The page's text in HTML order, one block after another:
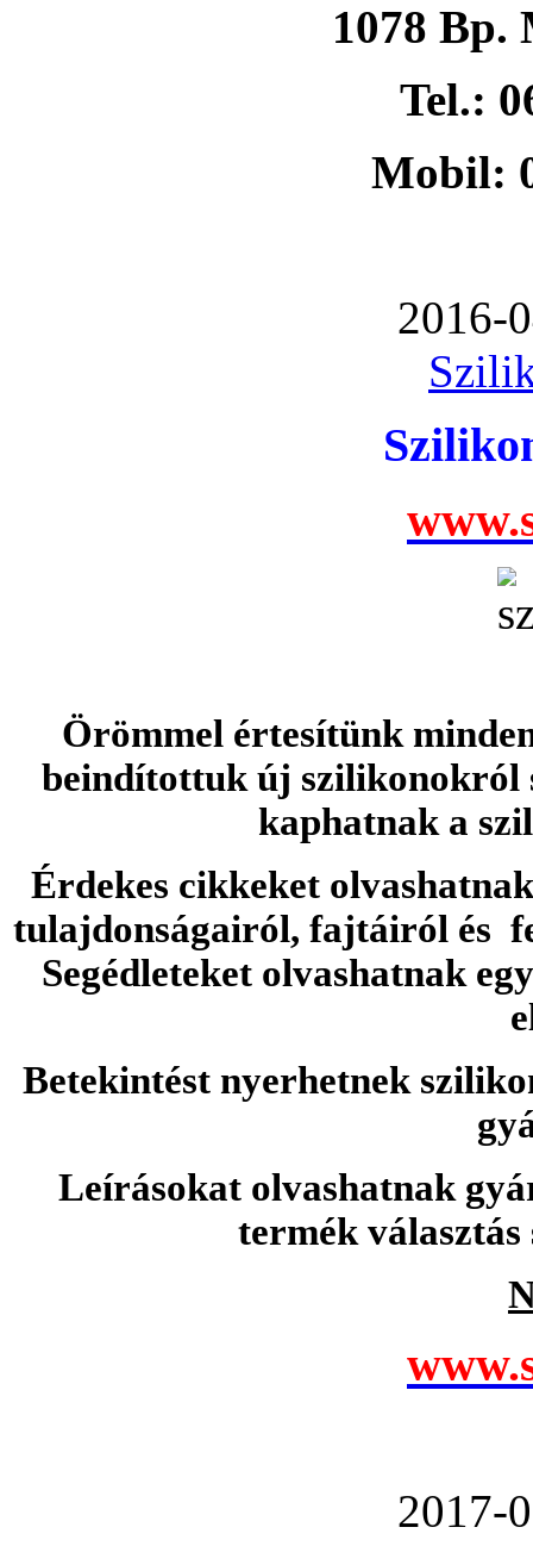
1078 Bp.
Tel.:
Mobil:
2016-
Örömmel értesítünk
beindítottuk új szilikonokról
kaphatnak a
Érdekes cikkeket
tulajdonságairól, fajtáiról és
Segédleteket olvashatnak
Betekintést nyerhetnek
Leírásokat olvashatnak
termék
2017-